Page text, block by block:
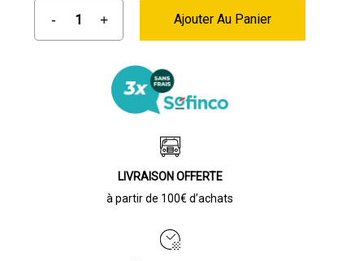
Ajouter Au Panier
LIVRAISON OFFERTE
à partir de 100€ d’achats